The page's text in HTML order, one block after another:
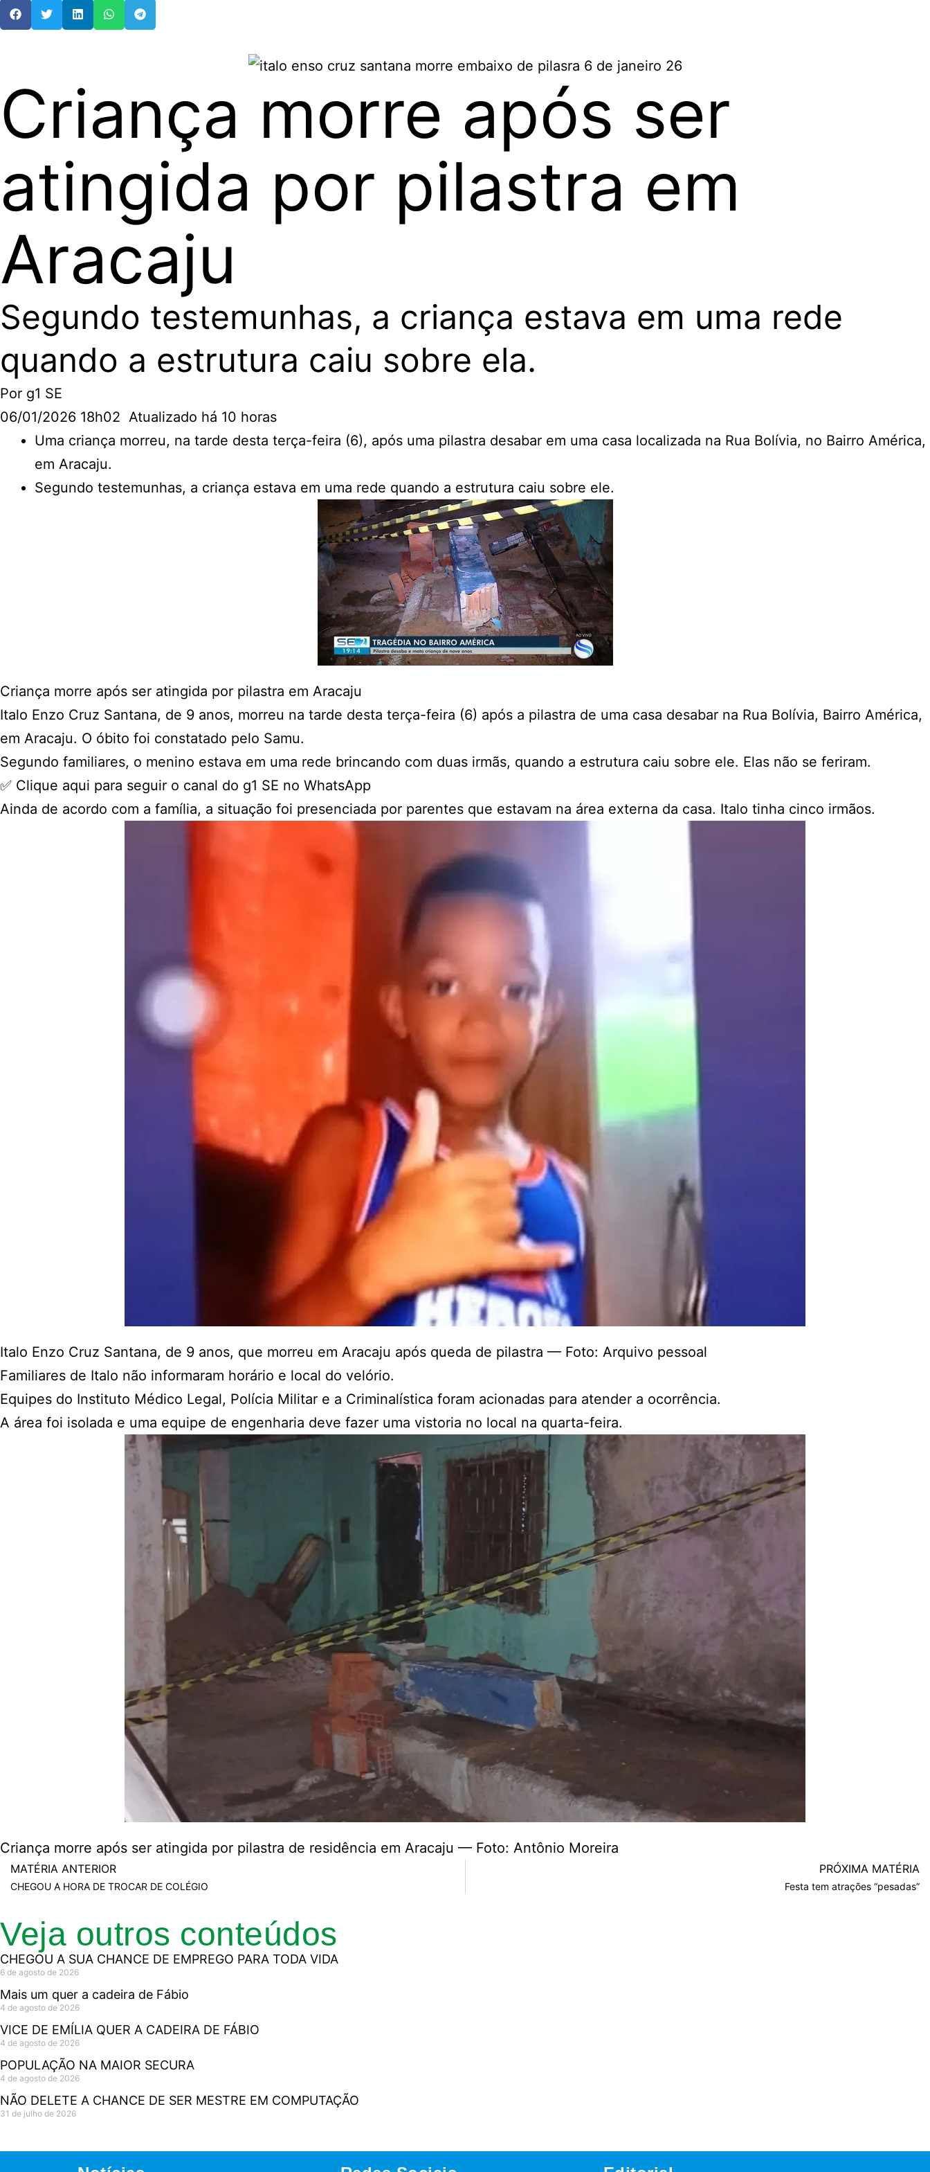
Criança morre após ser
atingida por pilastra em
Aracaju
Segundo testemunhas, a criança estava em uma rede
quando a estrutura caiu sobre ela.
Por g1 SE
06/01/2026 18h02 Atualizado há 10 horas
Uma criança morreu, na tarde desta terça-feira (6), após uma pilastra desabar em uma casa localizada na Rua Bolívia, no Bairro América,
em Aracaju.
Segundo testemunhas, a criança estava em uma rede quando a estrutura caiu sobre ele.
Criança morre após ser atingida por pilastra em Aracaju
Italo Enzo Cruz Santana, de 9 anos, morreu na tarde desta terça-feira (6) após a pilastra de uma casa desabar na Rua Bolívia, Bairro América,
em Aracaju. O óbito foi constatado pelo Samu.
Segundo familiares, o menino estava em uma rede brincando com duas irmãs, quando a estrutura caiu sobre ele. Elas não se feriram.
✅ Clique aqui para seguir o canal do g1 SE no WhatsApp
Ainda de acordo com a família, a situação foi presenciada por parentes que estavam na área externa da casa. Italo tinha cinco irmãos.
Italo Enzo Cruz Santana, de 9 anos, que morreu em Aracaju após queda de pilastra — Foto: Arquivo pessoal
Familiares de Italo não informaram horário e local do velório.
Equipes do Instituto Médico Legal, Polícia Militar e a Criminalística foram acionadas para atender a ocorrência.
A área foi isolada e uma equipe de engenharia deve fazer uma vistoria no local na quarta-feira.
Criança morre após ser atingida por pilastra de residência em Aracaju — Foto: Antônio Moreira
MATÉRIA ANTERIOR
CHEGOU A HORA DE TROCAR DE COLÉGIO
PRÓXIMA MATÉRIA
Festa tem atrações “pesadas”
Veja outros conteúdos
CHEGOU A SUA CHANCE DE EMPREGO PARA TODA VIDA
6 de agosto de 2026
Mais um quer a cadeira de Fábio
4 de agosto de 2026
VICE DE EMÍLIA QUER A CADEIRA DE FÁBIO
4 de agosto de 2026
POPULAÇÃO NA MAIOR SECURA
4 de agosto de 2026
NÃO DELETE A CHANCE DE SER MESTRE EM COMPUTAÇÃO
31 de julho de 2026